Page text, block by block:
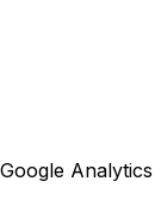
Google Analytics